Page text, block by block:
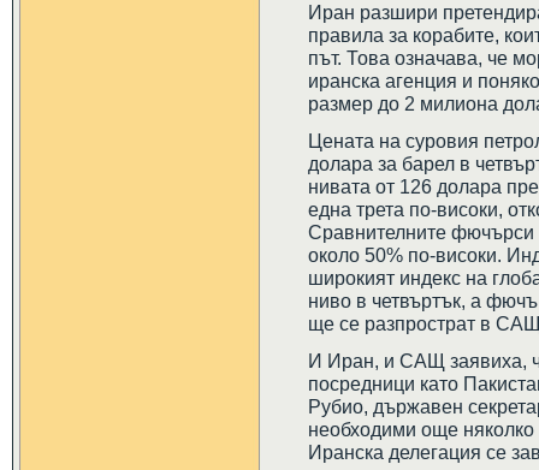
Иран разшири
правила за корабите,
път. Това означава, че
иранска агенция и
размер до 2 милиона
Цената на суровия
долара за барел в
нивата от 126 долара
една трета по-високи,
Сравнителните фючърси
около 50% по-високи.
широкият индекс на
ниво в четвъртък, а
ще се разпрострат в
И Иран, и САЩ заявиха,
посредници като
Рубио, държавен
необходими още няколко
Иранска делегация се